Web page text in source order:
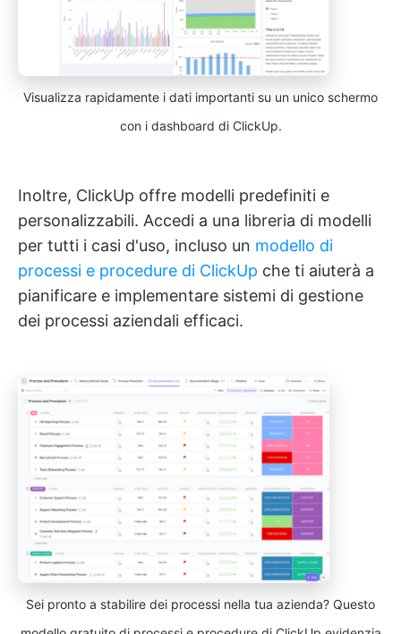
Visualizza rapidamente i dati importanti su un unico schermo
con i dashboard di ClickUp.
Inoltre, ClickUp offre modelli predefiniti e
personalizzabili. Accedi a una libreria di modelli
per tutti i casi d'uso, incluso un modello di
processi e procedure di ClickUp che ti aiuterà a
pianificare e implementare sistemi di gestione
dei processi aziendali efficaci.
Sei pronto a stabilire dei processi nella tua azienda? Questo